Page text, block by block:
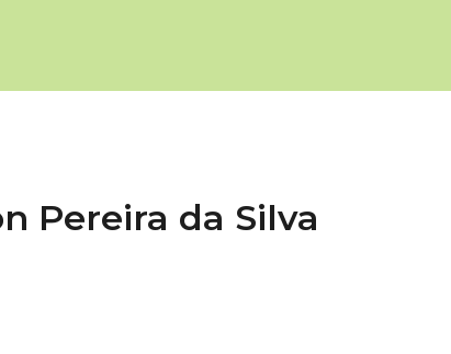
Pereira da Silva